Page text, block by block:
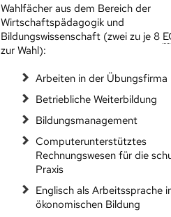
Wahlfächer aus dem Bereich der
Wirtschaftspädagogik und
Bildungswissenschaft (zwei zu je 8
zur Wahl):
Arbeiten in der Übungsfirma
Betriebliche Weiterbildung
Bildungsmanagement
Computerunterstütztes
Rechnungswesen für die
Praxis
Englisch als Arbeitssprache
ökonomischen Bildung